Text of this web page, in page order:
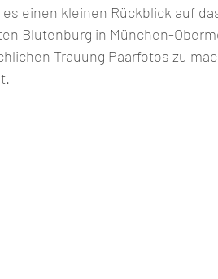
einen kleinen Rückblick auf
Blutenburg in München-
Trauung Paarfotos zu